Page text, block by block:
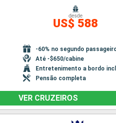
desde
US$ 588
-60% no segundo
Até -$650/cabine
Entretenimento a bordo
Pensão completa
VER CRUZEIROS